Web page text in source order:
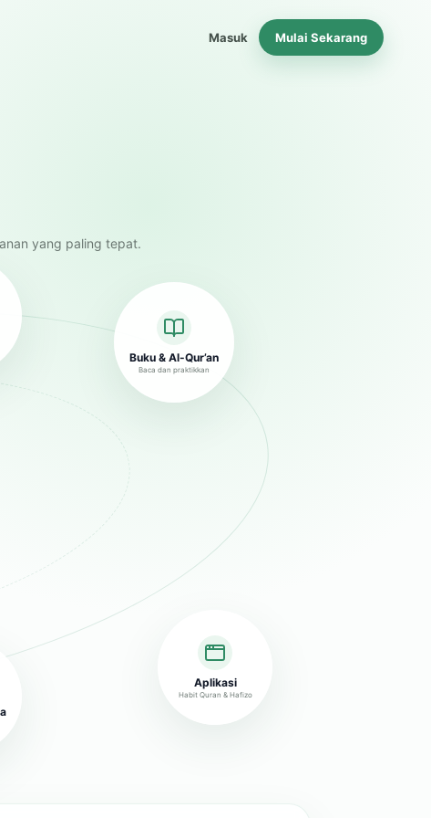
Masuk Mulai Sekarang
yang paling tepat.
Buku & Al-Qur’an
Baca dan praktikkan
Aplikasi
Habit Quran & Hafizo